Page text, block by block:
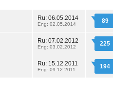
Ru: 06.05.2014
Eng: 02.05.2014 89
Ru: 07.02.2012
Eng: 03.02.2012 225
Ru: 15.12.2011
Eng: 09.12.2011 194